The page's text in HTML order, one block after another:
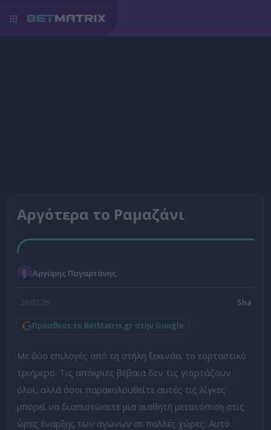
Αργότερα το Ραμαζάνι
Αργύρης Παγαρτάνης
20.02.26
Πρόσθεσε το BetMatrix.gr στην Google
Με δύο επιλογές από τη στήλη ξεκινάει το εορταστικό
τριήμερο. Τις απόκριες βέβαια δεν τις γιορτάζουν
όλοι, αλλά όσοι παρακολουθείτε αυτές τις λίγκες
μπορεί να διαπιστώσετε μια αισθητή μετατόπιση στις
ώρες έναρξης των αγώνων σε πολλές χώρες. Αυτό